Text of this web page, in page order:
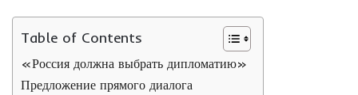
Table of Contents
«Россия должна выбрать дипломатию»
Предложение прямого диалога